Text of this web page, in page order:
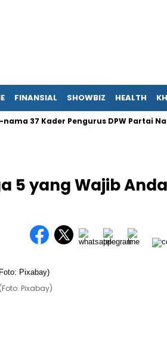
FINANSIAL SHOWBIZ HEALTH
Kader Pengurus DPW Partai
5 yang Wajib Anda
Pixabay)